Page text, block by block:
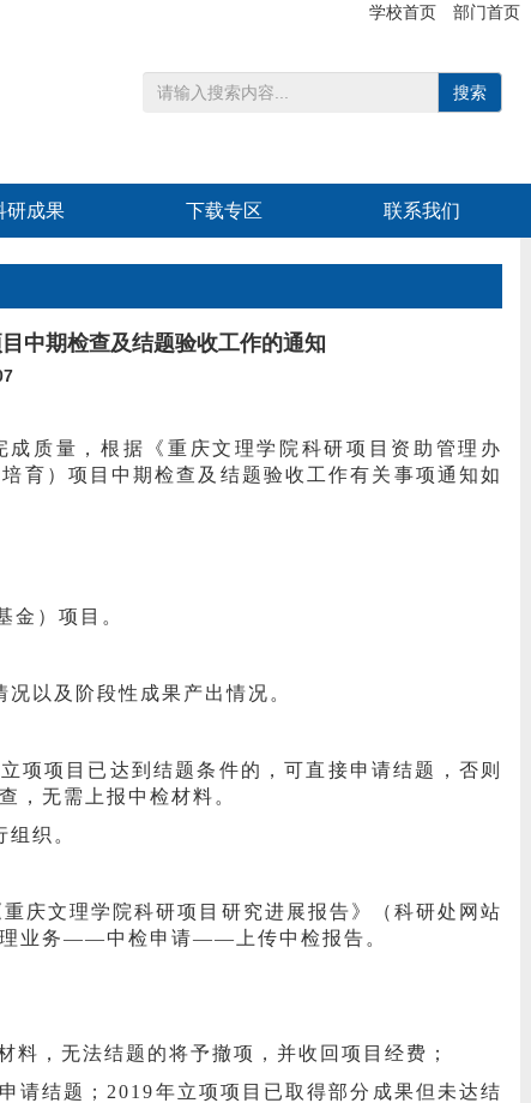
学校首页 部门首页
搜索
研成果 下载专区 联系我们
中期检查及结题验收工作的通知
质量，根据《重庆文理学院科研项目资助管理办
育）项目中期检查及结题验收工作有关事项通知如
金）项目。
以及阶段性成果产出情况。
项项目已达到结题条件的，可直接申请结题，否则
，无需上报中检材料。
织。
庆文理学院科研项目研究进展报告》
（科研处网站
理业务——中检申请——上传中检报告 。
，无法结题的将予撤项，并收回项目经费；
结题；2019年立项项目已取得部分成果但未达结